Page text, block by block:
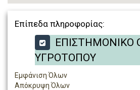
Επίπεδα πληροφορίας:
ΕΠΙΣΤΗΜΟΝΙΚΟ
ΥΓΡΟΤΟΠΟΥ
Εμφάνιση Όλων
Απόκρυψη Όλων